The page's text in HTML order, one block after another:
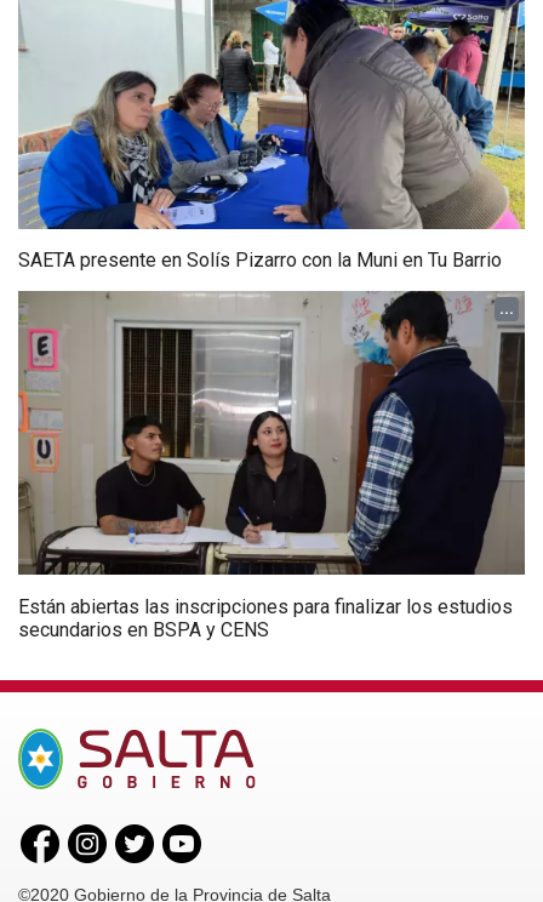
SAETA presente en Solís Pizarro con la Muni en Tu Barrio
...
Están abiertas las inscripciones para finalizar los estudios
secundarios en BSPA y CENS
©2020 Gobierno de la Provincia de Salta